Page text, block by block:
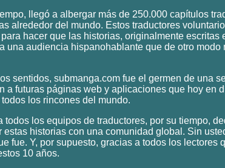
llegó a albergar más de 250.000 capítulos
alrededor del mundo. Estos traductores
hacer que las historias, originalmente escritas
a una audiencia hispanohablante que de otro
sentidos, submanga.com fue el germen de una
a futuras páginas web y aplicaciones que hoy en
los rincones del mundo.
todos los equipos de traductores, por su tiempo,
estas historias con una comunidad global. Sin
fue. Y, por supuesto, gracias a todos los lectores
10 años.